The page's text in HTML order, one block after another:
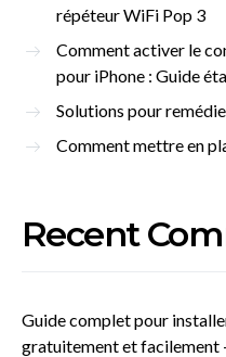
répéteur WiFi Pop 3
Comment activer le
pour iPhone : Guide
Solutions pour
Comment mettre en
Recent
Guide complet pour
gratuitement et facilement